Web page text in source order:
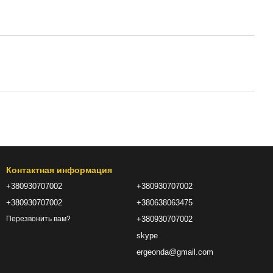
Контактная информация
+380930707002
+380930707002
Перезвонить вам?
+380930707002
+380638063475
+380930707002
skype
ergeonda@gmail.com